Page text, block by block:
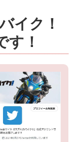
イク！
す！